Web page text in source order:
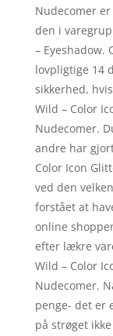
Nudecomer
den i
– Eyeshadow.
lovpligtige 14
sikkerhed,
Wild – Color
Nudecomer.
andre har
Color Icon
ved den
forstået at
online
efter lækre
Wild – Color
Nudecomer.
penge- det er
på strøget